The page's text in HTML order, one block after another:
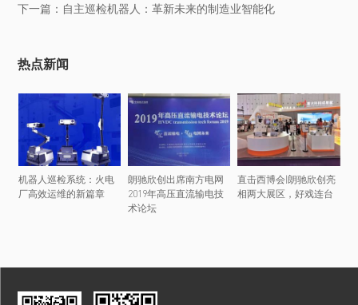
下一篇：自主巡检机器人：革新未来的制造业智能化
热点新闻
机器人巡检系统：火电
厂高效运维的新篇章
朗驰欣创出席南方电网
2019年高压直流输电技
术论坛
直击西博会|朗驰欣创亮
相两大展区，好戏连台